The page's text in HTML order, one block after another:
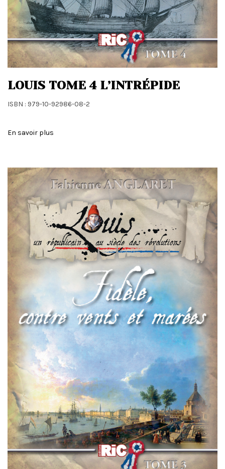
LOUIS TOME 4 L’INTRÉPIDE
ISBN : 979-10-92986-08-2
En savoir plus